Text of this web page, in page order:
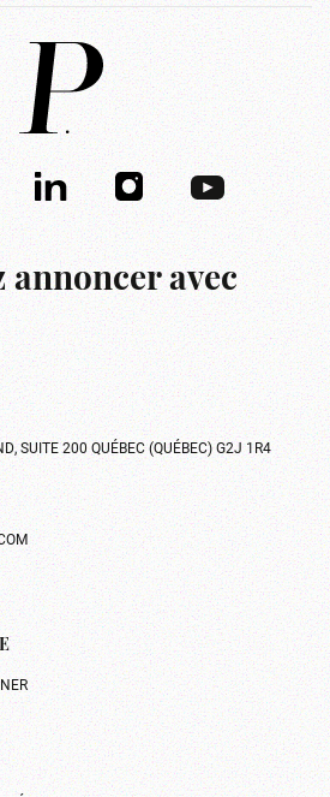
annoncer avec
SUITE 200 QUÉBEC (QUÉBEC) G2J 1R4